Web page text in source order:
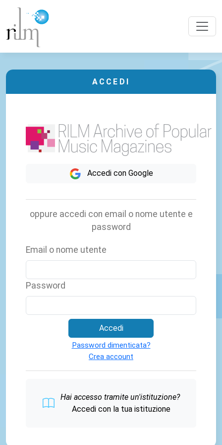
ACCEDI
Accedi con Google
oppure accedi con email o nome utente e
password
Email o nome utente
Password
Accedi
Password dimenticata?
Crea account
Hai accesso tramite un'istituzione?
Accedi con la tua istituzione